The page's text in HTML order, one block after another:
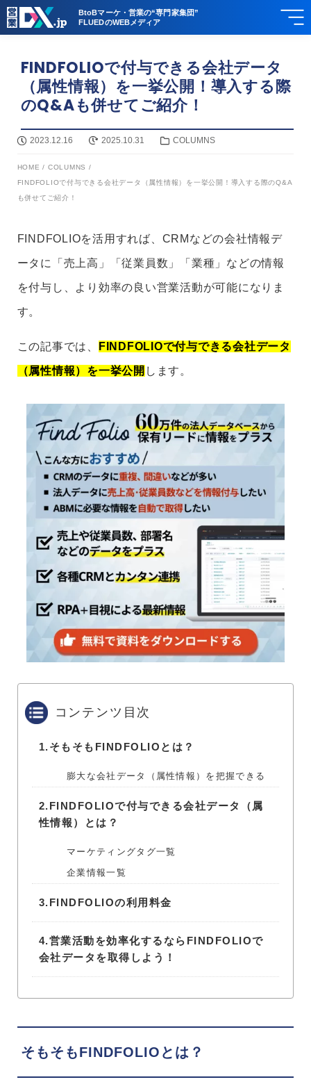
BtoBマーケ・営業の“専門家集団”
FLUEDのWEBメディア
FINDFOLIOで付与できる会社データ
（属性情報）を一挙公開！導入する際
のQ&Aも併せてご紹介！
2023.12.16 2025.10.31 COLUMNS
HOME / COLUMNS /
FINDFOLIOで付与できる会社データ（属性情報）を一挙公開！導入する際のQ&A
も併せてご紹介！
FINDFOLIOを活用すれば、CRMなどの会社情報デ
ータに「売上高」「従業員数」「業種」などの情報
を付与し、より効率の良い営業活動が可能になりま
す。
この記事では、 FINDFOLIOで付与できる会社データ
（属性情報）を一挙公開 します。
コンテンツ目次
1.そもそもFINDFOLIOとは？
膨大な会社データ（属性情報）を把握できる
2.FINDFOLIOで付与できる会社データ（属
性情報）とは？
マーケティングタグ一覧
企業情報一覧
3.FINDFOLIOの利用料金
4.営業活動を効率化するならFINDFOLIOで
会社データを取得しよう！
そもそもFINDFOLIOとは？